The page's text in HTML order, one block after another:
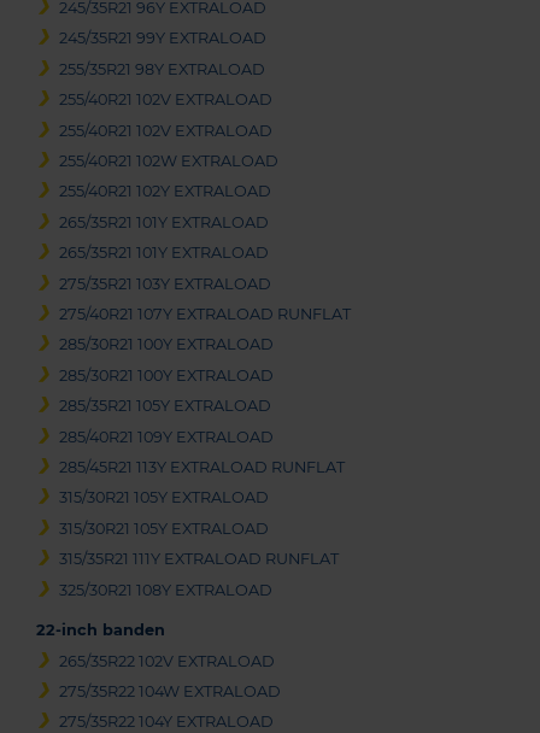
245/35R21 96Y EXTRALOAD
245/35R21 99Y EXTRALOAD
255/35R21 98Y EXTRALOAD
255/40R21 102V EXTRALOAD
255/40R21 102V EXTRALOAD
255/40R21 102W EXTRALOAD
255/40R21 102Y EXTRALOAD
265/35R21 101Y EXTRALOAD
265/35R21 101Y EXTRALOAD
275/35R21 103Y EXTRALOAD
275/40R21 107Y EXTRALOAD RUNFLAT
285/30R21 100Y EXTRALOAD
285/30R21 100Y EXTRALOAD
285/35R21 105Y EXTRALOAD
285/40R21 109Y EXTRALOAD
285/45R21 113Y EXTRALOAD RUNFLAT
315/30R21 105Y EXTRALOAD
315/30R21 105Y EXTRALOAD
315/35R21 111Y EXTRALOAD RUNFLAT
325/30R21 108Y EXTRALOAD
22-inch banden
265/35R22 102V EXTRALOAD
275/35R22 104W EXTRALOAD
275/35R22 104Y EXTRALOAD